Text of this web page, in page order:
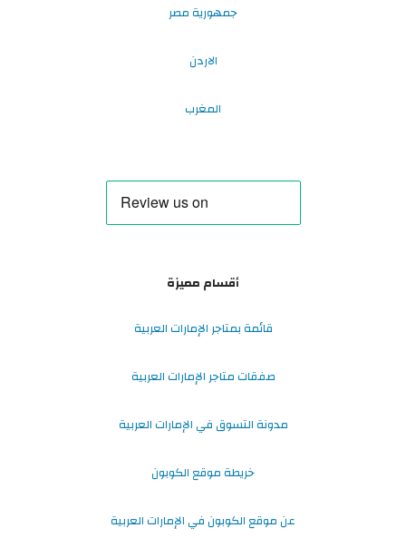
جمهورية مصر
الاردن
المغرب
أقسام مميزة
قائمة بمتاجر الإمارات العربية
صفقات متاجر الإمارات العربية
مدونة التسوق في الإمارات العربية
خريطة موقع الكوبون
عن موقع الكوبون في الإمارات العربية